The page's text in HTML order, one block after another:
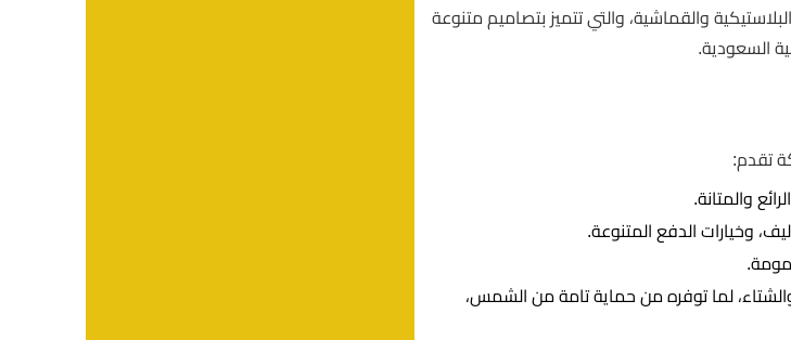
والقماشية، والتي تتميز بتصاميم متنوعة
السعودية.
تقدم:
والمتانة.
وخيارات الدفع المتنوعة.
لما توفره من حماية تامة من الشمس،